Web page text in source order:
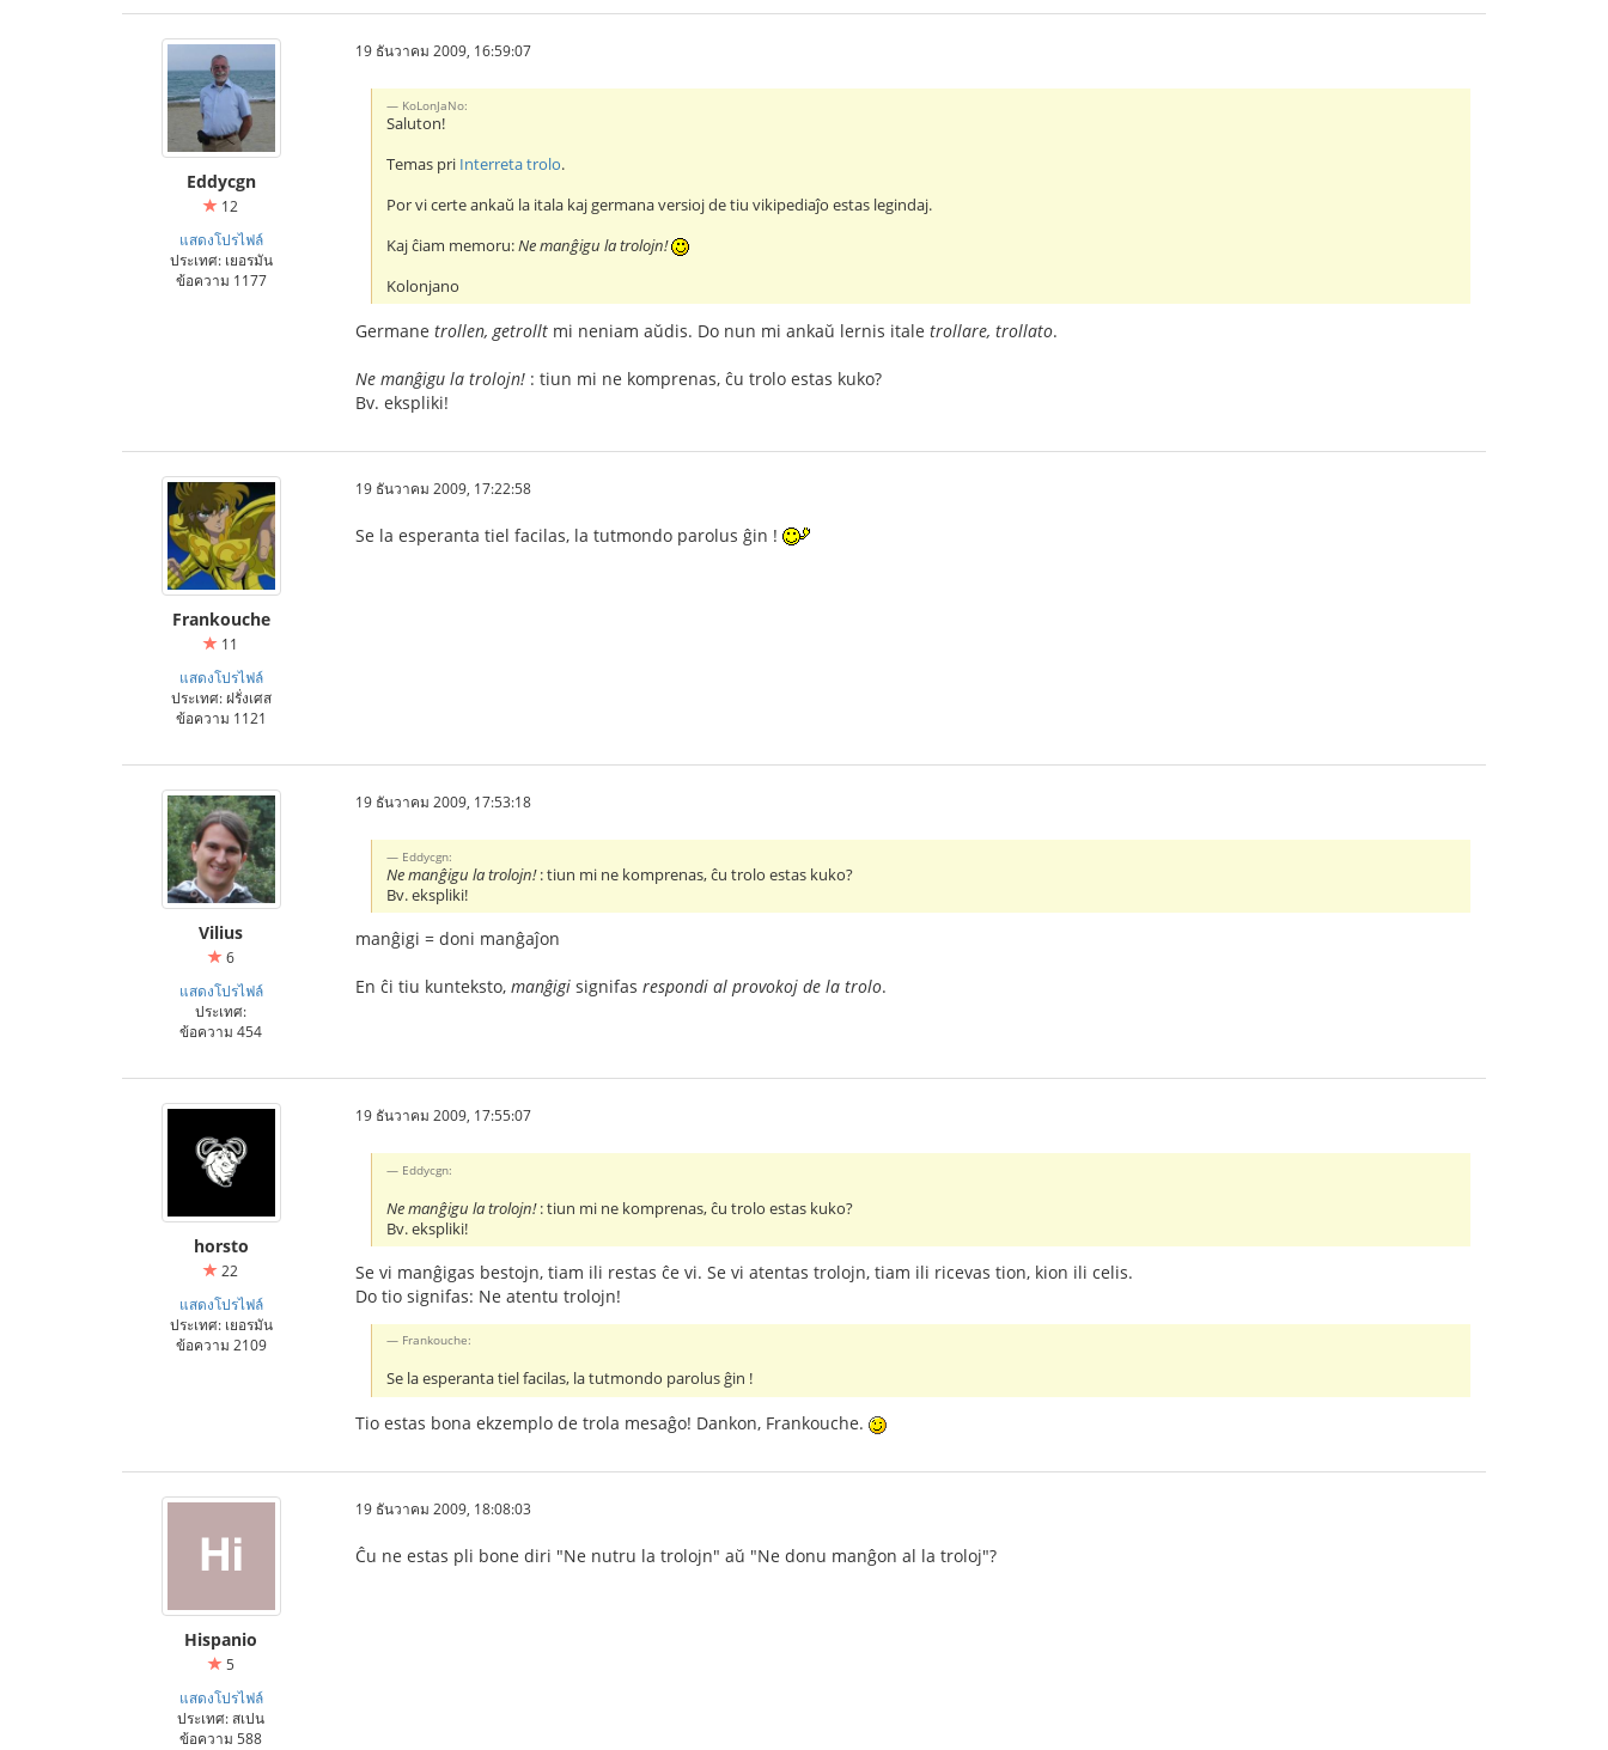
Eddycgn
12
แสดงโปรไฟล์
ประเทศ: เยอรมัน
ข้อความ 1177
19 ธันวาคม 2009, 16:59:07
KoLonJaNo:
Saluton!
Temas pri Interreta trolo.
Por vi certe ankaŭ la itala kaj germana versioj de tiu vikipediaĵo estas legindaj.
Kaj ĉiam memoru:Ne manĝigu la trolojn!
Kolonjano
Germane trollen, getrollt mi neniam aŭdis. Do nun mi ankaŭ lernis itale trollare, trollato.
Ne manĝigu la trolojn! : tiun mi ne komprenas, ĉu trolo estas kuko?
Bv. ekspliki!
Frankouche
11
แสดงโปรไฟล์
ประเทศ: ฝรั่งเศส
ข้อความ 1121
19 ธันวาคม 2009, 17:22:58
Se la esperanta tiel facilas, la tutmondo parolus ĝin !
Vilius
6
แสดงโปรไฟล์
ประเทศ:
ข้อความ 454
19 ธันวาคม 2009, 17:53:18
Eddycgn:
Ne manĝigu la trolojn!: tiun mi ne komprenas, ĉu trolo estas kuko?
Bv. ekspliki!
manĝigi = doni manĝaĵon
En ĉi tiu kunteksto, manĝigi signifas respondi al provokoj de la trolo.
horsto
22
แสดงโปรไฟล์
ประเทศ: เยอรมัน
ข้อความ 2109
19 ธันวาคม 2009, 17:55:07
Eddycgn:
Ne manĝigu la trolojn!: tiun mi ne komprenas, ĉu trolo estas kuko?
Bv. ekspliki!
Se vi manĝigas bestojn, tiam ili restas ĉe vi. Se vi atentas trolojn, tiam ili ricevas tion, kion ili celis.
Do tio signifas: Ne atentu trolojn!
Frankouche:
Se la esperanta tiel facilas, la tutmondo parolus ĝin !
Tio estas bona ekzemplo de trola mesaĝo! Dankon, Frankouche.
Hispanio
5
แสดงโปรไฟล์
ประเทศ: สเปน
ข้อความ 588
19 ธันวาคม 2009, 18:08:03
Ĉu ne estas pli bone diri "Ne nutru la trolojn" aŭ "Ne donu manĝon al la troloj"?